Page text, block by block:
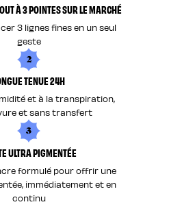
À 3 POINTES SUR LE MARCHÉ
3 lignes fines en un seul
geste
2
TENUE 24H
et à la transpiration,
et sans transfert
3
ULTRA PIGMENTÉE
formulé pour offrir une
immédiatement et en
continu